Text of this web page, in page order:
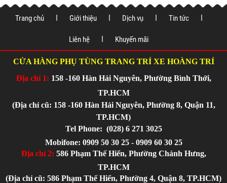
Trang chủ Giới thiệu Dịch vụ Tin tức
Liên hệ Khuyến mãi
CỬA HÀNG PHỤ TÙNG TRANG TRÍ XE HOÀNG TRÍ
Địa chỉ 1: 158 -160 Hàn Hải Nguyên, Phường Bình Thới,
TP.HCM
(Địa chỉ cũ: 158 -160 Hàn Hải Nguyên, Phường 8, Quận 11,
TP.HCM)
Tel Phone: (028) 6 271 3025
Mobifone: 0909 50 30 25 - 0909 60 30 25
Địa chỉ 2: 586 Phạm Thế Hiển, Phường Chánh Hưng,
TP.HCM
(Địa chỉ cũ: 586 Phạm Thế Hiển, Phường 4, Quận 8, TP.HCM)